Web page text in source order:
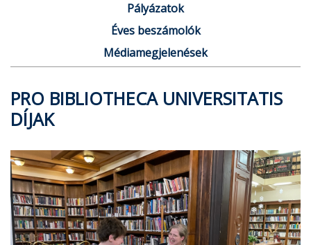
Pályázatok
Éves beszámolók
Médiamegjelenések
PRO BIBLIOTHECA UNIVERSITATIS
DÍJAK